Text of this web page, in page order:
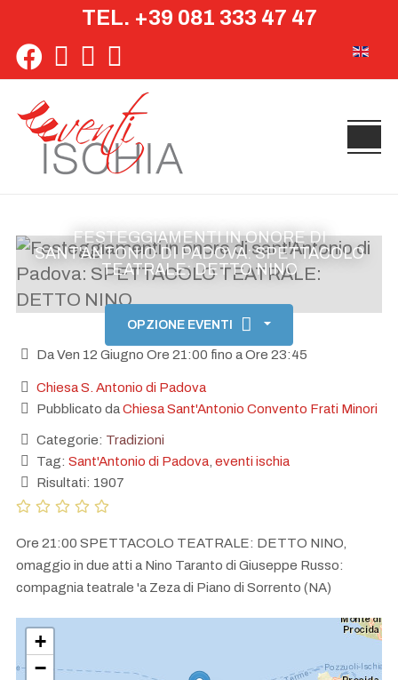
TEL. +39 081 333 47 47
FESTEGGIAMENTI IN ONORE DI
SANT'ANTONIO DI PADOVA: SPETTACOLO
TEATRALE: DETTO NINO
OPZIONE EVENTI
Da Ven 12 Giugno Ore 21:00 fino a Ore 23:45
Chiesa S. Antonio di Padova
Pubblicato daChiesa Sant'Antonio Convento Frati Minori
Categorie: Tradizioni
Tag: Sant'Antonio di Padova eventi ischia
Risultati: 1907
Ore 21:00 SPETTACOLO TEATRALE: DETTO NINO,
omaggio in due atti a Nino Taranto di Giuseppe Russo:
compagnia teatrale 'a Zeza di Piano di Sorrento (NA)
+
−